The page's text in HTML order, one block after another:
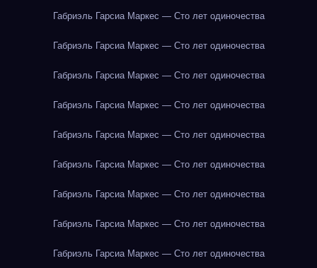
Габриэль Гарсиа Маркес — Сто лет одиночества
Габриэль Гарсиа Маркес — Сто лет одиночества
Габриэль Гарсиа Маркес — Сто лет одиночества
Габриэль Гарсиа Маркес — Сто лет одиночества
Габриэль Гарсиа Маркес — Сто лет одиночества
Габриэль Гарсиа Маркес — Сто лет одиночества
Габриэль Гарсиа Маркес — Сто лет одиночества
Габриэль Гарсиа Маркес — Сто лет одиночества
Габриэль Гарсиа Маркес — Сто лет одиночества